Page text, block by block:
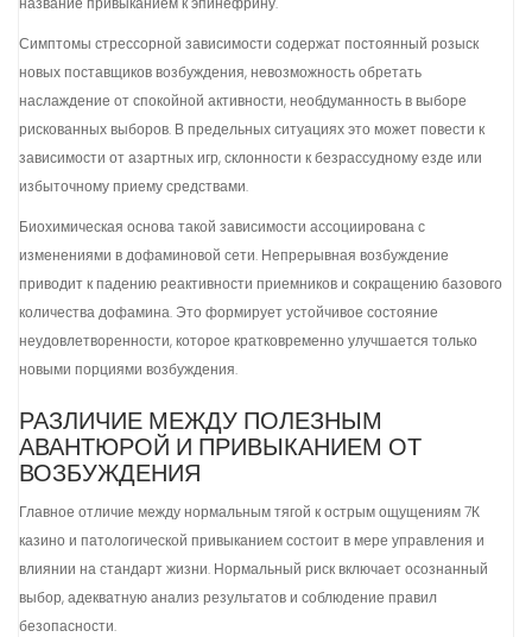
Симптомы стрессорной зависимости содержат постоянный розыск
новых поставщиков возбуждения, невозможность обретать
наслаждение от спокойной активности, необдуманность в выборе
рискованных выборов. В предельных ситуациях это может повести к
зависимости от азартных игр, склонности к безрассудному езде или
избыточному приему средствами.
Биохимическая основа такой зависимости ассоциирована с
изменениями в дофаминовой сети. Непрерывная возбуждение
приводит к падению реактивности приемников и сокращению базового
количества дофамина. Это формирует устойчивое состояние
неудовлетворенности, которое кратковременно улучшается только
новыми порциями возбуждения.
РАЗЛИЧИЕ МЕЖДУ ПОЛЕЗНЫМ
АВАНТЮРОЙ И ПРИВЫКАНИЕМ ОТ
ВОЗБУЖДЕНИЯ
Главное отличие между нормальным тягой к острым ощущениям 7К
казино и патологической привыканием состоит в мере управления и
влиянии на стандарт жизни. Нормальный риск включает осознанный
выбор, адекватную анализ результатов и соблюдение правил
безопасности.